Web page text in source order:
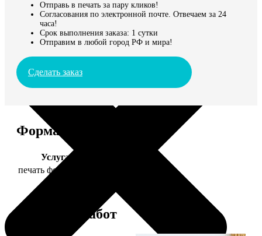
Отправь в печать за пару кликов!
Согласования по электронной почте. Отвечаем за 24
часа!
Срок выполнения заказа: 1 сутки
Отправим в любой город РФ и мира!
Сделать заказ
Форматы и цены
Услуга
печать фото 20х30
Примеры работ